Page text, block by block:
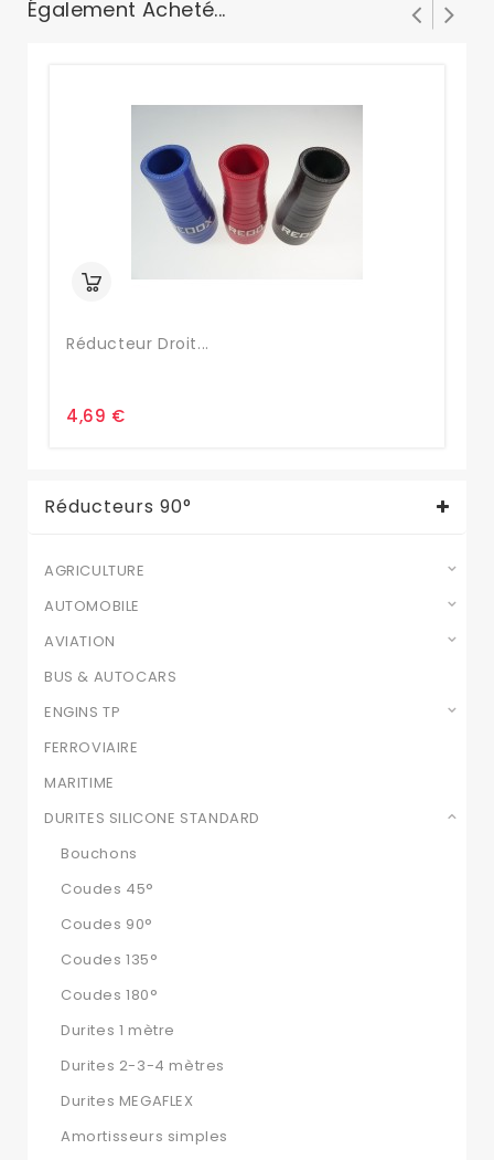
Également Acheté...
Réducteur Droit...
4,69 €
Réducteurs 90°
AGRICULTURE
AUTOMOBILE
AVIATION
BUS & AUTOCARS
ENGINS TP
FERROVIAIRE
MARITIME
DURITES SILICONE STANDARD
Bouchons
Coudes 45°
Coudes 90°
Coudes 135°
Coudes 180°
Durites 1 mètre
Durites 2-3-4 mètres
Durites MEGAFLEX
Amortisseurs simples